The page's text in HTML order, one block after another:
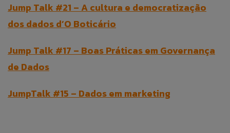
Jump Talk #21 – A cultura e democratização
dos dados d’O Boticário
Jump Talk #17 – Boas Práticas em Governança
de Dados
JumpTalk #15 – Dados em marketing